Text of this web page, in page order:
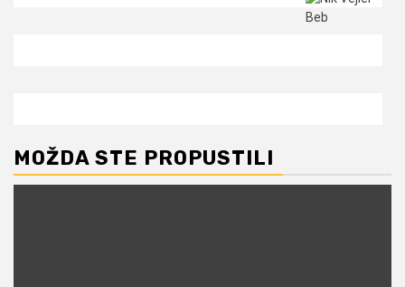
MOŽDA STE PROPUSTILI